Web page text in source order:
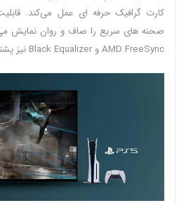
صحنه های سریع را صاف و روان نمایش
AMD FreeSync و Black Equalizer نیز پشتیبانی می‌کند.